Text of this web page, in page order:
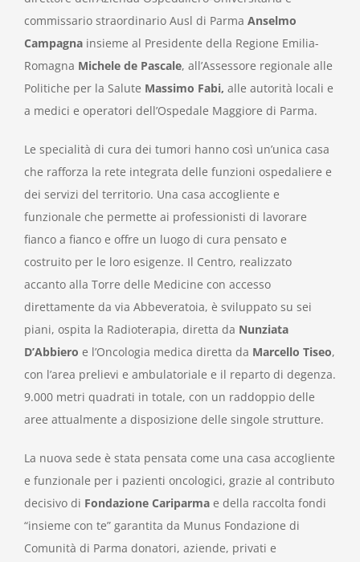
commissario straordinario Ausl di Parma Anselmo
Campagna insieme al Presidente della Regione Emilia-
Romagna Michele de Pascale, all’Assessore regionale alle
Politiche per la Salute Massimo Fabi, alle autorità locali e
a medici e operatori dell’Ospedale Maggiore di Parma.
Le specialità di cura dei tumori hanno così un’unica casa
che rafforza la rete integrata delle funzioni ospedaliere e
dei servizi del territorio. Una casa accogliente e
funzionale che permette ai professionisti di lavorare
fianco a fianco e offre un luogo di cura pensato e
costruito per le loro esigenze. Il Centro, realizzato
accanto alla Torre delle Medicine con accesso
direttamente da via Abbeveratoia, è sviluppato su sei
piani, ospita la Radioterapia, diretta da Nunziata
D’Abbiero e l’Oncologia medica diretta da Marcello Tiseo,
con l’area prelievi e ambulatoriale e il reparto di degenza.
9.000 metri quadrati in totale, con un raddoppio delle
aree attualmente a disposizione delle singole strutture.
La nuova sede è stata pensata come una casa accogliente
e funzionale per i pazienti oncologici, grazie al contributo
decisivo di Fondazione Cariparmae della raccolta fondi
“insieme con te” garantita da Munus Fondazione di
Comunità di Parma donatori, aziende, privati e